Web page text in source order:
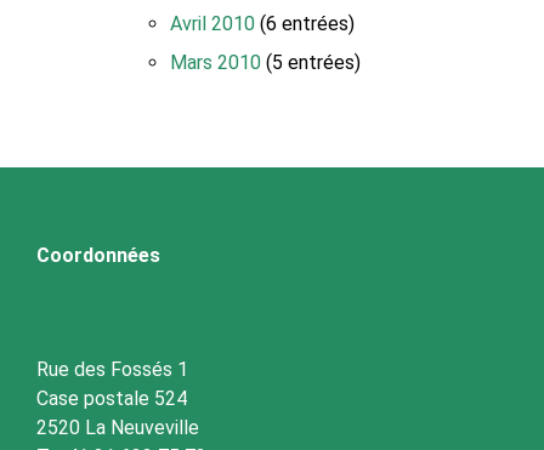
Avril 2010 (6 entrées)
Mars 2010 (5 entrées)
Coordonnées
Rue des Fossés 1
Case postale 524
2520 La Neuveville